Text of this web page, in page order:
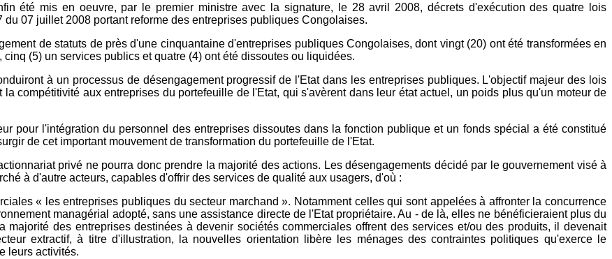
été mis en oeuvre, par le premier ministre avec la signature, le 28 avril 2008, décrets d'exécution des quatre lois
07 juillet 2008 portant reforme des entreprises publiques Congolaises.
de statuts de près d'une cinquantaine d'entreprises publiques Congolaises, dont vingt (20) ont été transformées en
(5) un services publics et quatre (4) ont été dissoutes ou liquidées.
à un processus de désengagement progressif de l'Etat dans les entreprises publiques. L'objectif majeur des lois
compétitivité aux entreprises du portefeuille de l'Etat, qui s'avèrent dans leur état actuel, un poids plus qu'un moteur de
pour l'intégration du personnel des entreprises dissoutes dans la fonction publique et un fonds spécial a été constitué
de cet important mouvement de transformation du portefeuille de l'Etat.
privé ne pourra donc prendre la majorité des actions. Les désengagements décidé par le gouvernement visé à
à d'autre acteurs, capables d'offrir des services de qualité aux usagers, d'où :
« les entreprises publiques du secteur marchand ». Notamment celles qui sont appelées à affronter la concurrence
managérial adopté, sans une assistance directe de l'Etat propriétaire. Au - de là, elles ne bénéficieraient plus du
des entreprises destinées à devenir sociétés commerciales offrent des services et/ou des produits, il devenait
extractif, à titre d'illustration, la nouvelles orientation libère les ménages des contraintes politiques qu'exerce le
leurs activités.